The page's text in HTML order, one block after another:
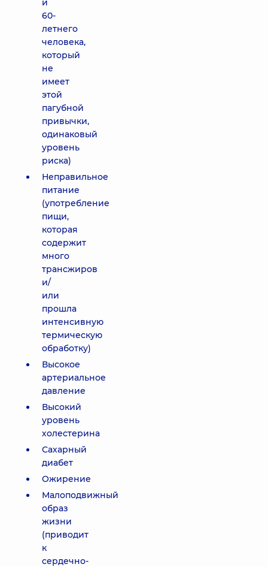
и
60-
летнего
человека,
который
не
имеет
этой
пагубной
привычки,
одинаковый
уровень
риска)
Неправильное
питание
(употребление
пищи,
которая
содержит
много
трансжиров
и/
или
прошла
интенсивную
термическую
обработку)
Высокое
артериальное
давление
Высокий
уровень
холестерина
Сахарный
диабет
Ожирение
Малоподвижный
образ
жизни
(приводит
к
сердечно-